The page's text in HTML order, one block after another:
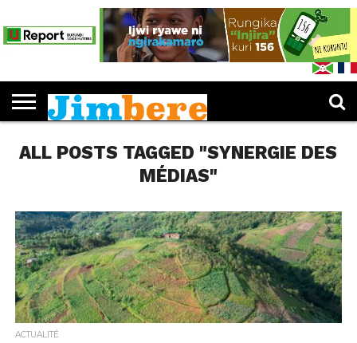
PUBLICATIONS
DOSSIERS
MUKENYEZI
RY’ABANA
JIMBERE
ALL POSTS TAGGED "SYNERGIE DES
MÉDIAS"
ACTUALITÉ